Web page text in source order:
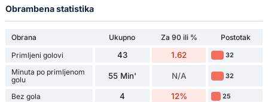
Obrambena statistika
Obrana Ukupno Za 90 ili %
Postotak
Primljeni golovi
43 1.62 32
Minuta po primljenom
golu
55 Min' N/A 32
Bez gola 4 12% 25